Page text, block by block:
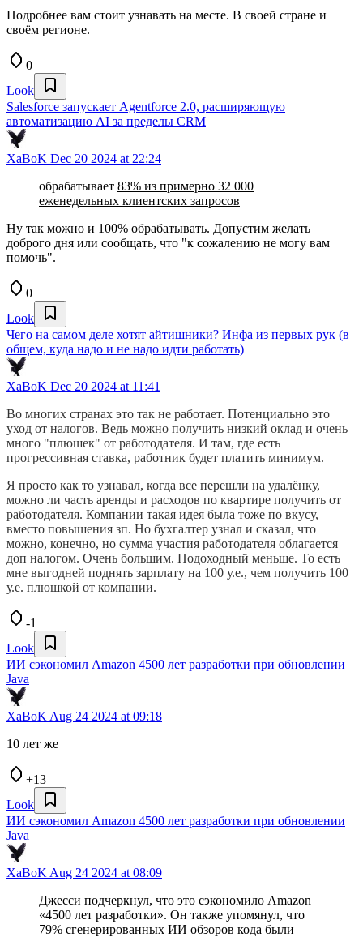
Подробнее вам стоит узнавать на месте. В своей стране и
своём регионе.
0
Look
Salesforce запускает Agentforce 2.0, расширяющую
автоматизацию AI за пределы CRM
XaBoK Dec 20 2024 at 22:24
обрабатывает 83% из примерно 32 000
еженедельных клиентских запросов
Ну так можно и 100% обрабатывать. Допустим желать
доброго дня или сообщать, что "к сожалению не могу вам
помочь".
0
Look
Чего на самом деле хотят айтишники? Инфа из первых рук (в
общем, куда надо и не надо идти работать)
XaBoK Dec 20 2024 at 11:41
Во многих странах это так не работает. Потенциально это
уход от налогов. Ведь можно получить низкий оклад и очень
много "плюшек" от работодателя. И там, где есть
прогрессивная ставка, работник будет платить минимум.
Я просто как то узнавал, когда все перешли на удалёнку,
можно ли часть аренды и расходов по квартире получить от
работодателя. Компании такая идея была тоже по вкусу,
вместо повышения зп. Но бухгалтер узнал и сказал, что
можно, конечно, но сумма участия работодателя облагается
доп налогом. Очень большим. Подоходный меньше. То есть
мне выгодней поднять зарплату на 100 у.е., чем получить 100
у.е. плюшкой от компании.
-1
Look
ИИ сэкономил Amazon 4500 лет разработки при обновлении
Java
XaBoK Aug 24 2024 at 09:18
10 лет же
+13
Look
ИИ сэкономил Amazon 4500 лет разработки при обновлении
Java
XaBoK Aug 24 2024 at 08:09
Джесси подчеркнул, что это сэкономило Amazon
«4500 лет разработки». Он также упомянул, что
79% сгенерированных ИИ обзоров кода были